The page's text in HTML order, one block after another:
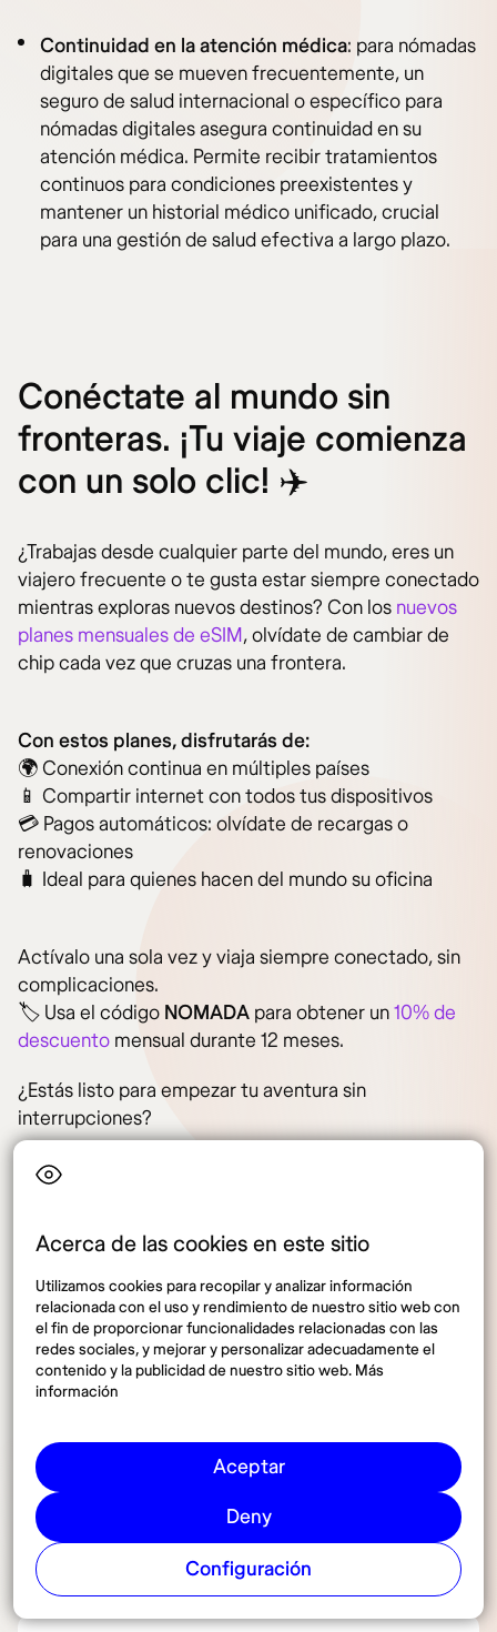
Acerca de las cookies en este sitio
Utilizamos cookies para recopilar y analizar información
relacionada con el uso y rendimiento de nuestro sitio web con
el fin de proporcionar funcionalidades relacionadas con las
redes sociales, y mejorar y personalizar adecuadamente el
contenido y la publicidad de nuestro sitio web. Más
información
Aceptar
Deny
Configuración
Continuidad en la atención médica: para nómadas
digitales que se mueven frecuentemente, un
seguro de salud internacional o específico para
nómadas digitales asegura continuidad en su
atención médica. Permite recibir tratamientos
continuos para condiciones preexistentes y
mantener un historial médico unificado, crucial
para una gestión de salud efectiva a largo plazo.
Conéctate al mundo sin
fronteras. ¡Tu viaje comienza
con un solo clic! ✈️
¿Trabajas desde cualquier parte del mundo, eres un
viajero frecuente o te gusta estar siempre conectado
mientras exploras nuevos destinos? Con los nuevos
planes mensuales de eSIM, olvídate de cambiar de
chip cada vez que cruzas una frontera.
Con estos planes, disfrutarás de:
🌍 Conexión continua en múltiples países
📱 Compartir internet con todos tus dispositivos
💳 Pagos automáticos: olvídate de recargas o
renovaciones
🧳 Ideal para quienes hacen del mundo su oficina
Actívalo una sola vez y viaja siempre conectado, sin
complicaciones.
🏷️ Usa el código NOMADA para obtener un10% de
descuento mensual durante 12 meses.
¿Estás listo para empezar tu aventura sin
interrupciones?
👉🏻Activa tu plan y ahorra 10% ahora mismo
Preguntas frecuentes sobre
los mejores seguros médicos
para nómadas digitales en
México
¿Cuál es el mejor seguro médico para
nómadas digitales en México?